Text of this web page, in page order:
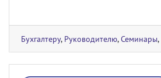
Бухгалтеру, Руководителю,Семинары,